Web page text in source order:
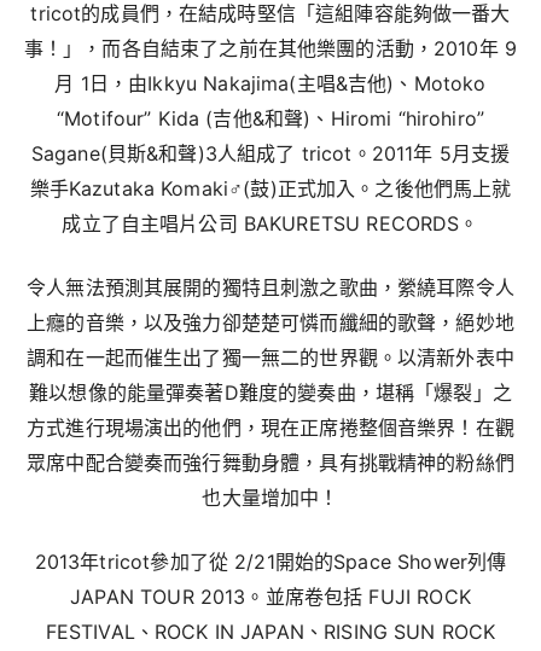
tricot的成員們，在結成時堅信「這組陣容能夠做一番大
事！」，而各自結束了之前在其他樂團的活動，2010年 9
月 1日，由Ikkyu Nakajima(主唱&吉他)、Motoko
“Motifour” Kida (吉他&和聲)、Hiromi “hirohiro”
Sagane(貝斯&和聲)3人組成了 tricot。2011年 5月支援
樂手Kazutaka Komaki♂(鼓)正式加入。之後他們馬上就
成立了自主唱片公司 BAKURETSU RECORDS。
令人無法預測其展開的獨特且刺激之歌曲，縈繞耳際令人
上癮的音樂，以及強力卻楚楚可憐而纖細的歌聲，絕妙地
調和在一起而催生出了獨一無二的世界觀。以清新外表中
難以想像的能量彈奏著D難度的變奏曲，堪稱「爆裂」之
方式進行現場演出的他們，現在正席捲整個音樂界！在觀
眾席中配合變奏而強行舞動身體，具有挑戰精神的粉絲們
也大量增加中！
2013年tricot參加了從 2/21開始的Space Shower列傳
JAPAN TOUR 2013。並席卷包括 FUJI ROCK
FESTIVAL、ROCK IN JAPAN、RISING SUN ROCK